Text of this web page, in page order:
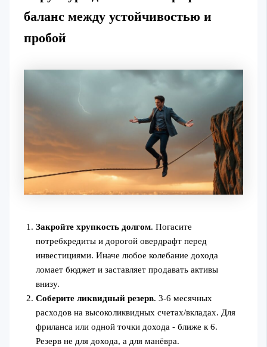
баланс между устойчивостью и
пробой
Закройте хрупкость долгом. Погасите
потребкредиты и дорогой овердрафт перед
инвестициями. Иначе любое колебание дохода
ломает бюджет и заставляет продавать активы
внизу.
Соберите ликвидный резерв. 3-6 месячных
расходов на высоколиквидных счетах/вкладах. Для
фриланса или одной точки дохода - ближе к 6.
Резерв не для дохода, а для манёвра.